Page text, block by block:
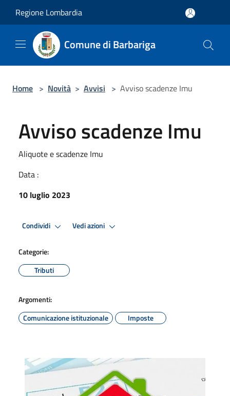
Regione Lombardia
Comune di Barbariga
Home > Novità > Avvisi > Avviso scadenze Imu
Avviso scadenze Imu
Aliquote e scadenze Imu
Data :
10 luglio 2023
Condividi Vedi azioni
Categorie:
Tributi
Argomenti:
Comunicazione istituzionale
Imposte